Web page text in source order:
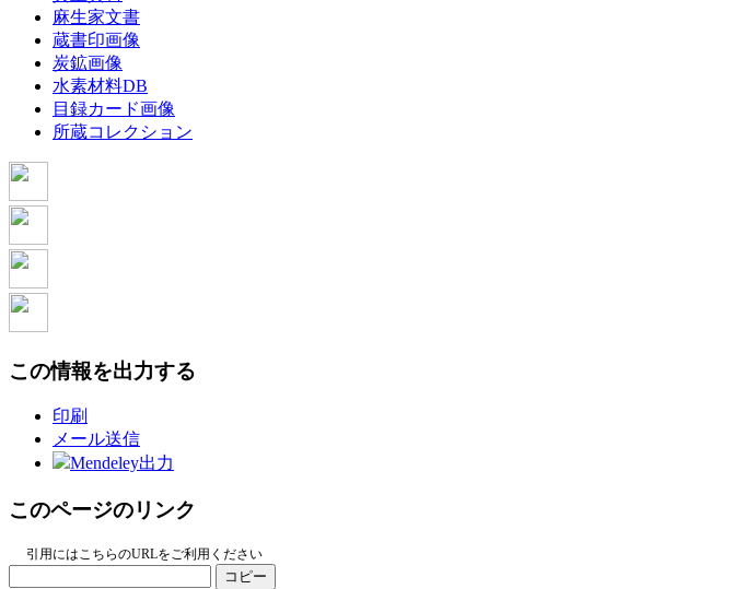
麻生家文書
蔵書印画像
炭鉱画像
水素材料DB
目録カード画像
所蔵コレクション
この情報を出力する
印刷
メール送信
Mendeley出力
このページのリンク
引用にはこちらのURLをご利用ください
コピー